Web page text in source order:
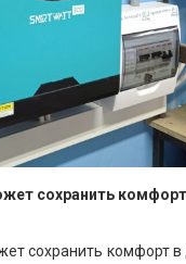
сохранить
электричества:
сохранить комфорт